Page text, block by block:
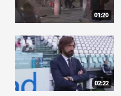
01:20
02:22